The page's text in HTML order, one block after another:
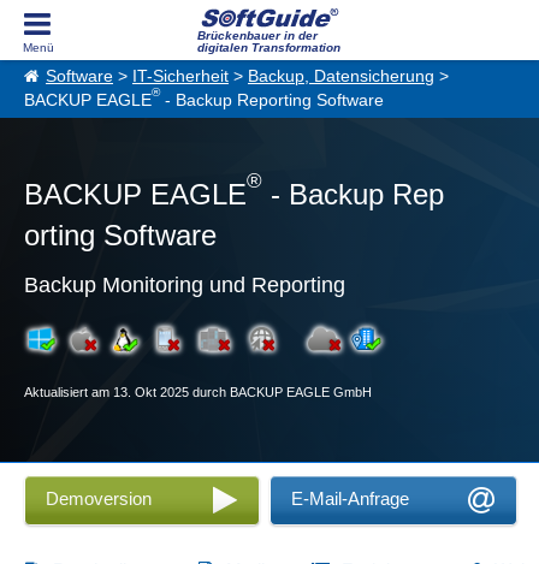
Brückenbauer in der
digitalen Transformation
Software > IT-Sicherheit > Backup, Datensicherung >
BACKUP EAGLE® - Backup Reporting Software
BACKUP EAGLE® - Backup Rep
orting Software
Backup Monitoring und Reporting
Aktualisiert am 13. Okt 2025 durch BACKUP EAGLE GmbH
Demoversion E-Mail-Anfrage